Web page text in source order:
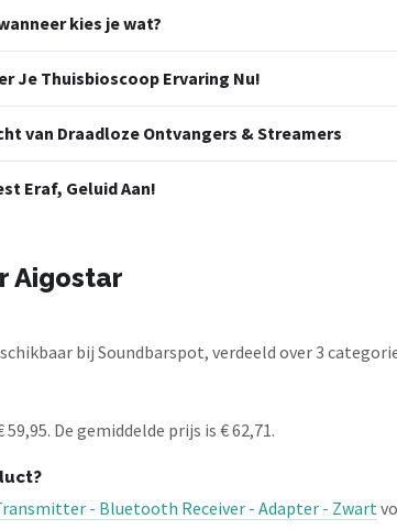
kies je wat?
Je Thuisbioscoop Ervaring Nu!
van Draadloze Ontvangers & Streamers
Eraf, Geluid Aan!
Aigostar
bij Soundbarspot, verdeeld over 3
De gemiddelde prijs is € 62,71.
- Bluetooth Receiver - Adapter - Zwart